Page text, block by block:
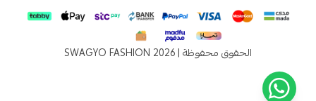
الحقوق محفوظة | 2026 SWAGYO FASHION